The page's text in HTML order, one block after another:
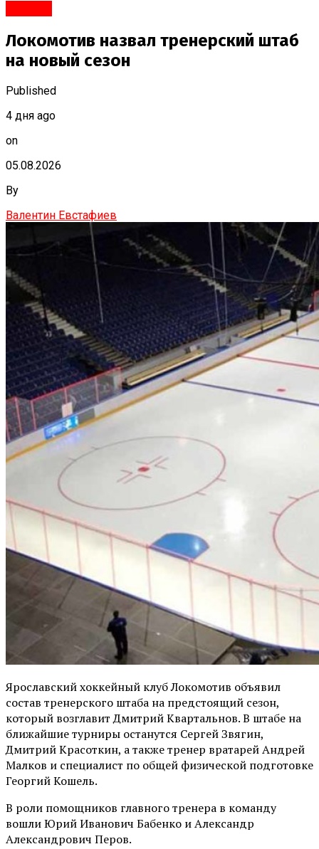
Локомотив назвал тренерский штаб
на новый сезон
Published
4 дня ago
on
05.08.2026
By
Валентин Евстафиев
Ярославский хоккейный клуб Локомотив объявил
состав тренерского штаба на предстоящий сезон,
который возглавит Дмитрий Квартальнов. В штабе на
ближайшие турниры останутся Сергей Звягин,
Дмитрий Красоткин, а также тренер вратарей Андрей
Малков и специалист по общей физической подготовке
Георгий Кошель.
В роли помощников главного тренера в команду
вошли Юрий Иванович Бабенко и Александр
Александрович Перов.